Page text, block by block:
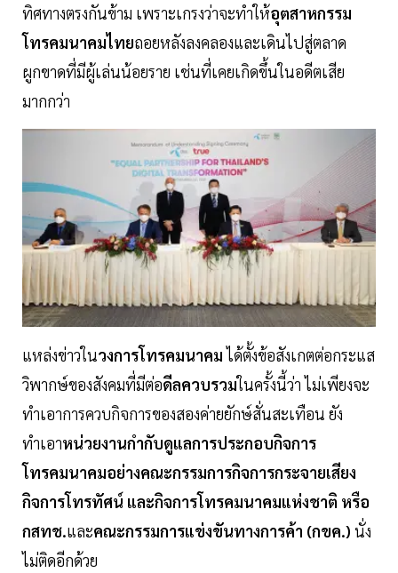
ทิศทางตรงกันข้าม เพราะเกรงว่าจะทำให้อุตสาหกรรม
โทรคมนาคมไทยถอยหลังลงคลองและเดินไปสู่ตลาด
ผูกขาดที่มีผู้เล่นน้อยราย เช่นที่เคยเกิดขึ้นในอดีตเสีย
มากกว่า
แหล่งข่าวในวงการโทรคมนาคมได้ตั้งข้อสังเกตต่อกระแส
วิพากษ์ของสังคมที่มีต่อดีลควบรวมในครั้งนี้ว่า ไม่เพียงจะ
ทำเอาการควบกิจการของสองค่ายยักษ์สั่นสะเทือน ยัง
ทำเอาหน่วยงานกำกับดูแลการประกอบกิจการ
โทรคมนาคมอย่างคณะกรรมการกิจการกระจายเสียง
กิจการโทรทัศน์ และกิจการโทรคมนาคมแห่งชาติ หรือ
กสทช.และคณะกรรมการแข่งขันทางการค้า (กขค.) นั่ง
ไม่ติดอีกด้วย